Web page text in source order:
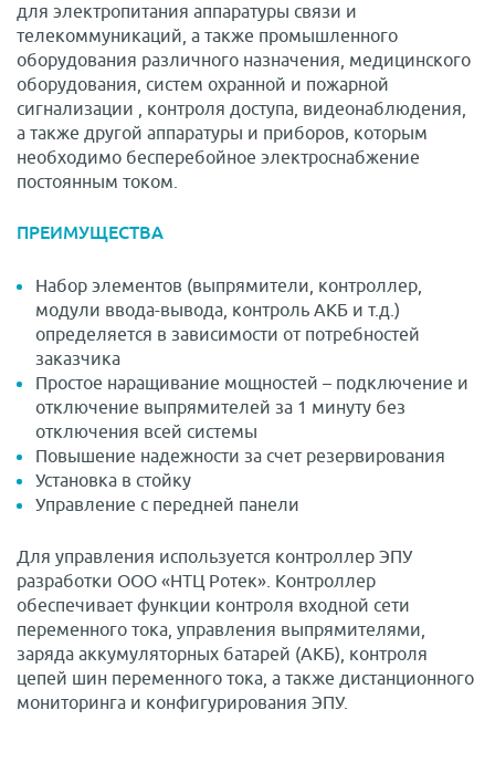
для электропитания аппаратуры связи и
телекоммуникаций, а также промышленного
оборудования различного назначения, медицинского
оборудования, систем охранной и пожарной
сигнализации , контроля доступа, видеонаблюдения,
а также другой аппаратуры и приборов, которым
необходимо бесперебойное электроснабжение
постоянным током.
ПРЕИМУЩЕСТВА
Набор элементов (выпрямители, контроллер,
модули ввода-вывода, контроль АКБ и т.д.)
определяется в зависимости от потребностей
заказчика
Простое наращивание мощностей – подключение и
отключение выпрямителей за 1 минуту без
отключения всей системы
Повышение надежности за счет резервирования
Установка в стойку
Управление с передней панели
Для управления используется контроллер ЭПУ
разработки ООО «НТЦ Ротек». Контроллер
обеспечивает функции контроля входной сети
переменного тока, управления выпрямителями,
заряда аккумуляторных батарей (АКБ), контроля
цепей шин переменного тока, а также дистанционного
мониторинга и конфигурирования ЭПУ.